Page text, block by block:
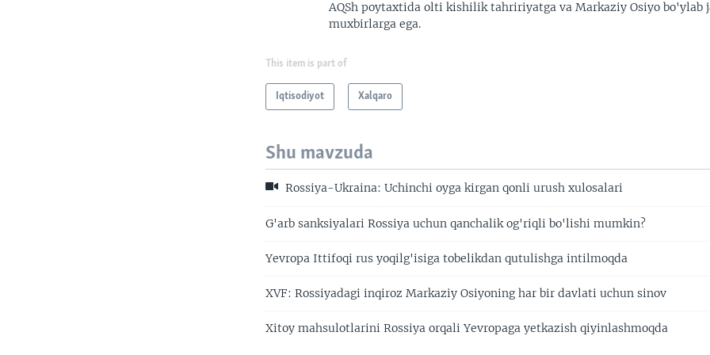
AQSh poytaxtida olti kishilik tahririyatga va Markaziy Osiyo bo'ylab
muxbirlarga ega.
This item is part of
Iqtisodiyot Xalqaro
Shu mavzuda
Rossiya-Ukraina: Uchinchi oyga kirgan qonli urush xulosalari
G'arb sanksiyalari Rossiya uchun qanchalik og'riqli bo'lishi mumkin?
Yevropa Ittifoqi rus yoqilg'isiga tobelikdan qutulishga intilmoqda
XVF: Rossiyadagi inqiroz Markaziy Osiyoning har bir davlati uchun sinov
Xitoy mahsulotlarini Rossiya orqali Yevropaga yetkazish qiyinlashmoqda